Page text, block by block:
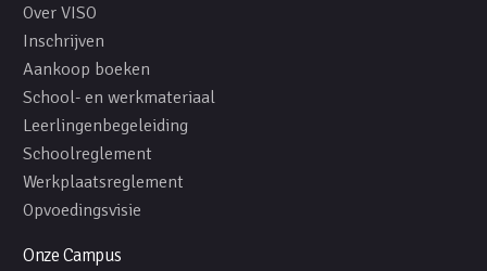
Over VISO
Inschrijven
Aankoop boeken
School- en werkmateriaal
Leerlingenbegeleiding
Schoolreglement
Werkplaatsreglement
Opvoedingsvisie
Onze Campus